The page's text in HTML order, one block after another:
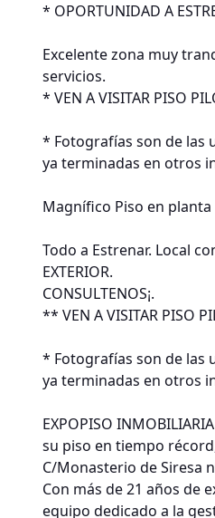
* OPORTUNIDAD A
Excelente zona muy
servicios.
* VEN A VISITAR PISO
* Fotografías son de las
ya terminadas en otros
Magnífico Piso en
Todo a Estrenar. Local
EXTERIOR.
CONSULTENOS¡.
** VEN A VISITAR PISO
* Fotografías son de las
ya terminadas en otros
EXPOPISO
su piso en tiempo
C/Monasterio de Siresa
Con más de 21 años de
equipo dedicado a la